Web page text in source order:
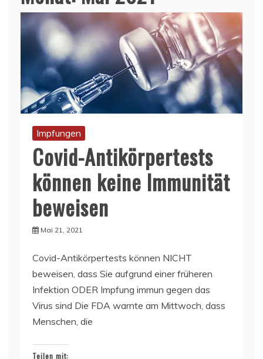
Impfungen
Covid-Antikörpertests
können keine Immunität
beweisen
Mai 21, 2021
Covid-Antikörpertests können NICHT
beweisen, dass Sie aufgrund einer früheren
Infektion ODER Impfung immun gegen das
Virus sind Die FDA warnte am Mittwoch, dass
Menschen, die
Teilen mit: